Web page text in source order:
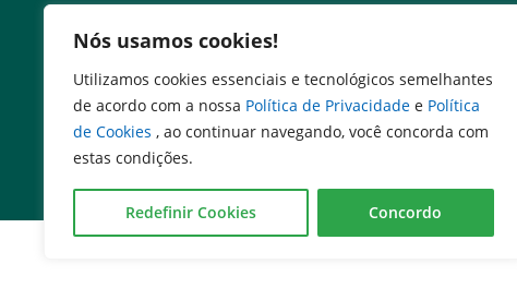
Nós usamos cookies!
Utilizamos cookies essenciais e tecnológicos semelhantes
de acordo com a nossa Política de Privacidade e Política
de Cookies , ao continuar navegando, você concorda com
estas condições.
Redefinir Cookies Concordo
Expresso Aplicações
SEI Governadoria
Cadastro de Autoridades
Escola de Governo
Agenda de Autoridades